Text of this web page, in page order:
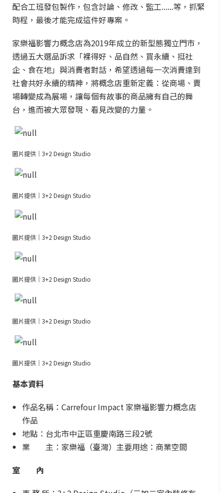
配合工班發包製作，包含討論、修改、監工......等，抓緊
時程，最後才能完成這件好專案。
家樂福影響力概念店為2019年成立的新型態獨立門市，
透過五大選品訴求「裸得好、品自然、買永續、挺社
企、食在地」與消費者對話，希望透過每一次消費達到
社會共好永續的精神，將概念店重新定義：從商場、賣
場轉變成為展場，讓每個有故事的商品擁有自己的舞
台，進而被大眾發現、看見改變的力量。
圖片提供｜3+2 Design Studio
圖片提供｜3+2 Design Studio
圖片提供｜3+2 Design Studio
圖片提供｜3+2 Design Studio
圖片提供｜3+2 Design Studio
圖片提供｜3+2 Design Studio
基本資料
作品名稱：Carrefour Impact 家樂福影響力概念店
作品
地點：台北市中正區重慶南路三段2號
業 主：家樂福（臺灣）主要用途：商業空間
室 內